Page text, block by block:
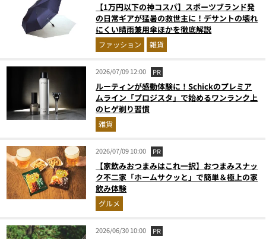
【1万円以下の神コスパ】スポーツブランド発
の日常ギアが猛暑の救世主に！デサントの壊れ
にくい晴雨兼用傘ほかを徹底解説
ファッション 雑貨
2026/07/09 12:00 PR
ルーティンが感動体験に！Schickのプレミア
ムライン「プロジスタ」で始めるワンランク上
のヒゲ剃り習慣
雑貨
2026/07/09 10:00 PR
【家飲みおつまみはこれ一択】おつまみスナッ
ク不二家「ホームサクッと」で簡単＆極上の家
飲み体験
グルメ
2026/06/30 10:00 PR